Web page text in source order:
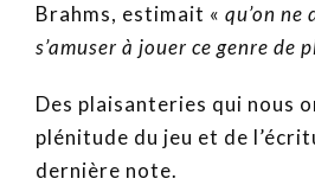
Brahms, estimait « qu’on
s’amuser à jouer ce genre de
Des plaisanteries qui nous
plénitude du jeu et de
dernière note.